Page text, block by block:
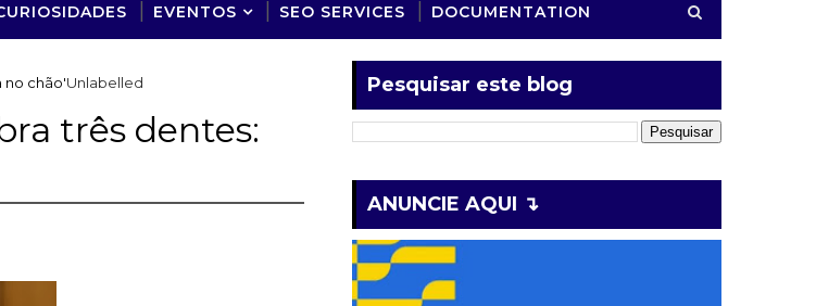
EVENTOS SEO SERVICES DOCUMENTATION
Unlabelled
no chão'
três dentes:
Pesquisar este blog
ANUNCIE AQUI ↴